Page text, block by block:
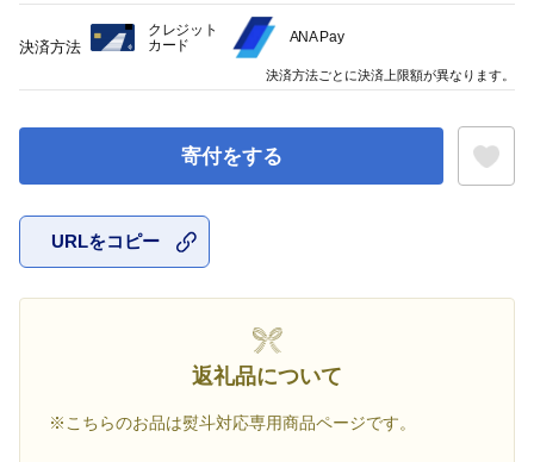
寄付をする
URLをコピー
返礼品について
※こちらのお品は熨斗対応専用商品ページです。
決済方法
クレジット
カード
ANA Pay
決済方法ごとに決済上限額が異なります。